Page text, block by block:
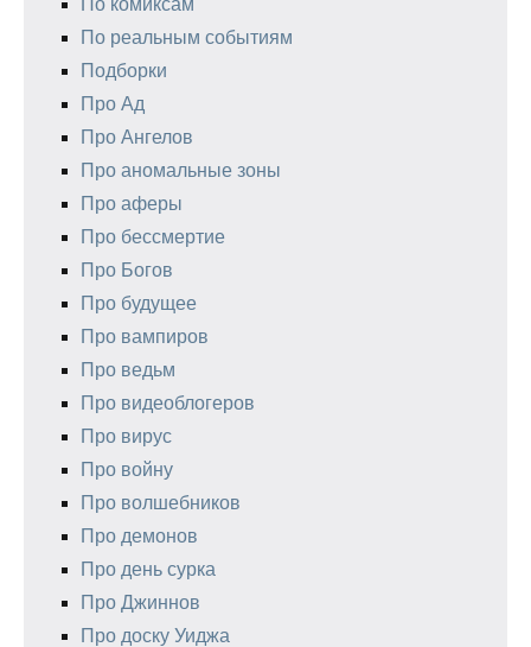
По реальным событиям
Подборки
Про Ад
Про Ангелов
Про аномальные зоны
Про аферы
Про бессмертие
Про Богов
Про будущее
Про вампиров
Про ведьм
Про видеоблогеров
Про вирус
Про войну
Про волшебников
Про демонов
Про день сурка
Про Джиннов
Про доску Уиджа